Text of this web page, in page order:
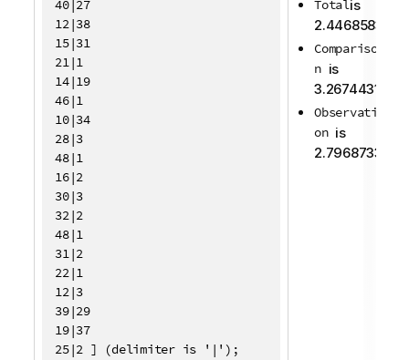
40|27
12|38
15|31
21|1
14|19
46|1
10|34
28|3
48|1
16|2
30|3
32|2
48|1
31|2
22|1
12|3
39|29
19|37
25|2 ] (delimiter is '|');
Totalis
2.4468583
Compariso
n is
3.2674431
Observati
on is
2.7968733